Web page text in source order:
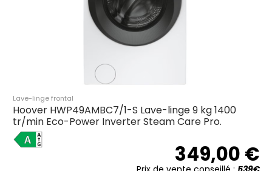
Lave-linge frontal
Hoover HWP49AMBC7/1-S Lave-linge 9 kg 1400
tr/min Eco-Power Inverter Steam Care Pro.
A
349,00 €